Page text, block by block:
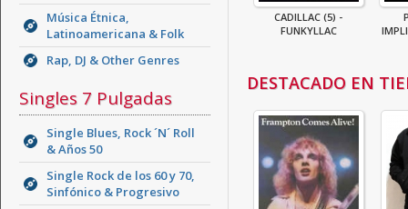
Música Étnica,
Latinoamericana & Folk
Rap, DJ & Other Genres
Singles 7 Pulgadas
Single Blues, Rock ´N´ Roll
& Años 50
Single Rock de los 60 y 70,
Sinfónico & Progresivo
CADILLAC (5) -
FUNKYLLAC
DESTACADO EN